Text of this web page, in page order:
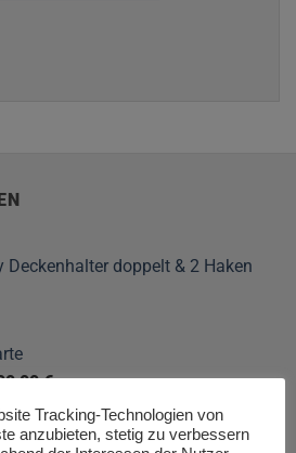
Deckenhalter doppelt & 2 Haken
€
Grundgehäuse
Tracking-Technologien von
anzubieten, stetig zu verbessern